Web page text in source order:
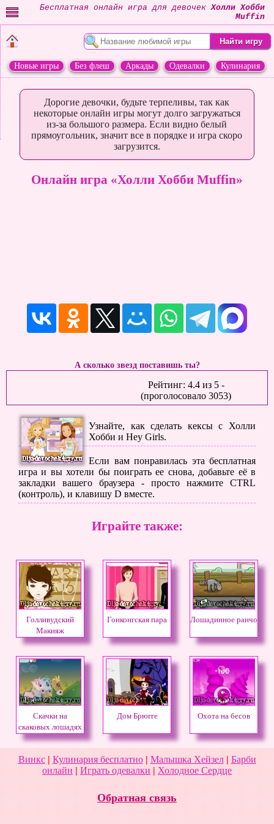
Бесплатная онлайн игра для девочекХолли Хобби
Muffin
Новые игры Без флеш Аркады Одевалки
Кулинария
Дорогие девочки, будьте терпеливы, так как
некоторые онлайн игры могут долго загружаться
из-за большого размера. Если видно белый
прямоугольник, значит все в порядке и игра скоро
загрузится.
Онлайн игра «Холли Хобби Muffin»
А сколько звезд поставишь ты?
Рейтинг: 4.4из 5-
(проголосовало 3053)
Узнайте, как сделать кексы с Холли
Хобби и Hey Girls.
Если вам понравилась эта бесплатная
игра и вы хотели бы поиграть ее снова, добавьте её в
закладки вашего браузера - просто нажмите CTRL
(контроль), и клавишу D вместе.
Играйте также:
Голливудский
Макияж
Гонконгская пара Лошадинное ранчо
Скачки на
скаковых лошадях
Дом Брюгге Охота на бесов
Винкс| Кулинария бесплатно| Малышка Хейзел| Барби
онлайн | Играть одевалки | Холодное Сердце
Обратная связь